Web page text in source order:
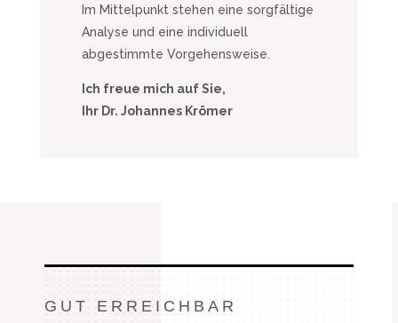
Im Mittelpunkt stehen eine sorgfältige
Analyse und eine individuell
abgestimmte Vorgehensweise.
Ich freue mich auf Sie,
Ihr Dr. Johannes Krömer
GUT ERREICHBAR